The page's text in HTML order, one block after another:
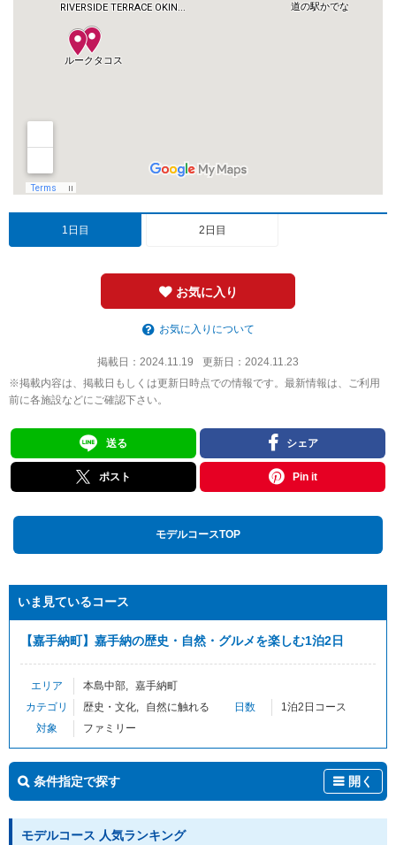
1日目 2日目
お気に入り
お気に入りについて
掲載日： 2024.11.19 更新日： 2024.11.23
※掲載内容は、掲載日もしくは更新日時点での情報です。最新情報は、ご利用
前に各施設などにご確認下さい。
送る シェア
ポスト Pin it
モデルコースTOP
いま見ているコース
【嘉手納町】嘉手納の歴史・自然・グルメを楽しむ1泊2日
エリア 本島中部
嘉手納町
カテゴリ
歴史・文化 自然に触れる 日数
1泊2日コース
対象
ファミリー
条件指定で探す 開く
モデルコース 人気ランキング